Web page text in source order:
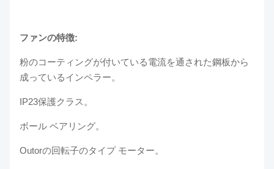
ファンの特徴:
粉のコーティングが付いている電流を通された鋼板から
成っているインペラー。
IP23保護クラス。
ボール ベアリング。
Outorの回転子のタイプ モーター。